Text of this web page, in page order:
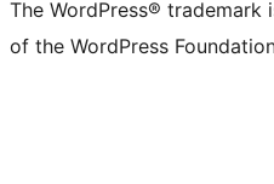
The WordPress®
of the WordPress